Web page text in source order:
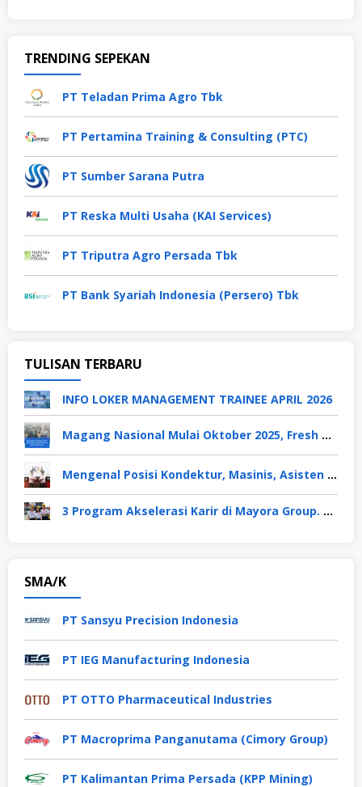
TRENDING SEPEKAN
PT Teladan Prima Agro Tbk
PT Pertamina Training & Consulting (PTC)
PT Sumber Sarana Putra
PT Reska Multi Usaha (KAI Services)
PT Triputra Agro Persada Tbk
PT Bank Syariah Indonesia (Persero) Tbk
TULISAN TERBARU
INFO LOKER MANAGEMENT TRAINEE APRIL 2026
Magang Nasional Mulai Oktober 2025, Fresh Graduate Dapat Gaji UMP Selama 6 Bulan
Mengenal Posisi Kondektur, Masinis, Asisten PPKA, Pemeliharaan Sarana dan Prasarana, Polsuska (Polisi Khusus Kereta Api), di PT KAI
3 Program Akselerasi Karir di Mayora Group. Apa Saja? Berikut Penjelasannya
SMA/K
PT Sansyu Precision Indonesia
PT IEG Manufacturing Indonesia
PT OTTO Pharmaceutical Industries
PT Macroprima Panganutama (Cimory Group)
PT Kalimantan Prima Persada (KPP Mining)